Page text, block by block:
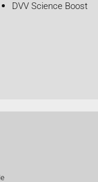
DVV Science Boost